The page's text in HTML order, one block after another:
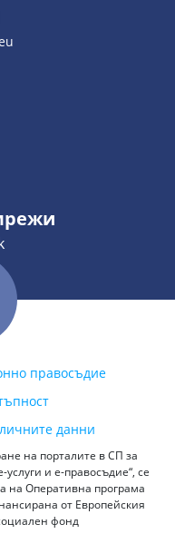
правосъдие
данни
на порталите в СП за
и е-правосъдие“, се
на Оперативна програма
от Европейския
фонд